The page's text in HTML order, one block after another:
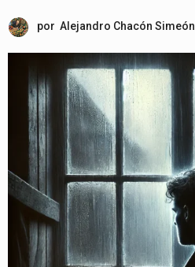
por Alejandro Chacón Simeón